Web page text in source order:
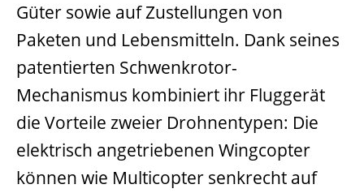
Güter sowie auf Zustellungen von
Paketen und Lebensmitteln. Dank seines
patentierten Schwenkrotor-
Mechanismus kombiniert ihr Fluggerät
die Vorteile zweier Drohnentypen: Die
elektrisch angetriebenen Wingcopter
können wie Multicopter senkrecht auf